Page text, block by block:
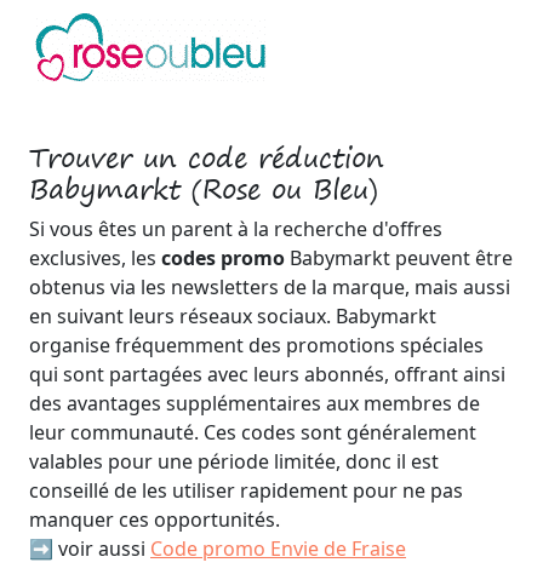
Trouver un code réduction
Babymarkt (Rose ou Bleu)
Si vous êtes un parent à la recherche d'offres
exclusives, les codes promo Babymarkt peuvent être
obtenus via les newsletters de la marque, mais aussi
en suivant leurs réseaux sociaux. Babymarkt
organise fréquemment des promotions spéciales
qui sont partagées avec leurs abonnés, offrant ainsi
des avantages supplémentaires aux membres de
leur communauté. Ces codes sont généralement
valables pour une période limitée, donc il est
conseillé de les utiliser rapidement pour ne pas
manquer ces opportunités.
➡️ voir aussi Code promo Envie de Fraise